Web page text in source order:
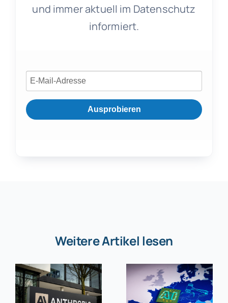
und immer aktuell im Datenschutz
informiert.
Ausprobieren
Weitere Artikel lesen